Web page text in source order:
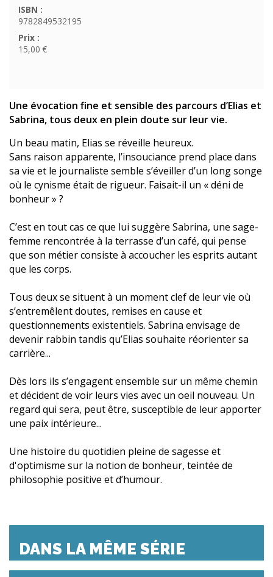
ISBN :
9782849532195
Prix :
15,00 €
Une évocation fine et sensible des parcours d’Elias et
Sabrina, tous deux en plein doute sur leur vie.
Un beau matin, Elias se réveille heureux.
Sans raison apparente, l’insouciance prend place dans
sa vie et le journaliste semble s’éveiller d’un long songe
où le cynisme était de rigueur. Faisait-il un « déni de
bonheur » ?
C’est en tout cas ce que lui suggère Sabrina, une sage-
femme rencontrée à la terrasse d’un café, qui pense
que son métier consiste à accoucher les esprits autant
que les corps.
Tous deux se situent à un moment clef de leur vie où
s’entremêlent doutes, remises en cause et
questionnements existentiels. Sabrina envisage de
devenir rabbin tandis qu’Elias souhaite réorienter sa
carrière...
Dès lors ils s’engagent ensemble sur un même chemin
et décident de voir leurs vies avec un oeil nouveau. Un
regard qui sera, peut être, susceptible de leur apporter
une paix intérieure...
Une histoire du quotidien pleine de sagesse et
d'optimisme sur la notion de bonheur, teintée de
philosophie positive et d’humour.
DANS LA MÊME SÉRIE